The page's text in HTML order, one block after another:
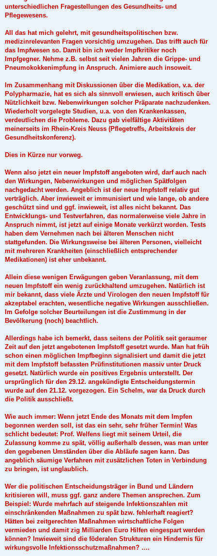
unterschiedlichen Fragestellungen des Gesundheits- und
Pflegewesens.
All das hat mich gelehrt, mit gesundheitspolitischen bzw.
medizinrelevanten Fragen vorsichtig umzugehen. Das trifft auch für
das Impfwesen so. Damit bin ich weder Impfkritiker noch
Impfgegner. Nehme z.B. selbst seit vielen Jahren die Grippe- und
Pneumokokkenimpfung in Anspruch. Animiere auch insoweit.
Im Zusammenhang mit Diskussionen über die Medikation, v.a. der
Polypharmazie, hat es sich als sinnvoll erwiesen, auch kritisch über
Nützlichkeit bzw. Nebenwirkungen solcher Präparate nachzudenken.
Wiederholt vorgelegte Studien, u.a. von den Krankenkassen,
verdeutlichen die Probleme. Dazu gab vielfältige Aktivitäten
meinerseits im Rhein-Kreis Neuss (Pflegetreffs, Arbeitskreis der
Gesundheitskonferenz).
Dies in Kürze nur vorweg.
Wenn also jetzt ein neuer Impfstoff angeboten wird, darf auch nach
den Wirkungen, Nebenwirkungen und möglichen Spätfolgen
nachgedacht werden. Angeblich ist der neue Impfstoff relativ gut
verträglich. Aber inwieweit er immunisiert und wie lange, ob andere
geschützt sind und ggf. inwieweit, ist alles nicht bekannt. Das
Entwicklungs- und Testverfahren, das normalerweise viele Jahre in
Anspruch nimmt, ist jetzt auf einige Monate verkürzt worden. Tests
haben dem Vernehmen nach bei älteren Menschen nicht
stattgefunden. Die Wirkungsweise bei älteren Personen, vielleicht
mit mehreren Krankheiten (einschließlich entsprechender
Medikationen) ist eher unbekannt.
Allein diese wenigen Erwägungen geben Veranlassung, mit dem
neuen Impfstoff ein wenig zurückhaltend umzugehen. Natürlich ist
mir bekannt, dass viele Ärzte und Virologen den neuen Impfstoff für
akzeptabel erachten, wesentliche negative Wirkungen ausschließen.
Im Gefolge solcher Beurteilungen ist die Zustimmung in der
Bevölkerung (noch) beachtlich.
Allerdings habe ich bemerkt, dass seitens der Politik seit geraumer
Zeit auf den jetzt angebotenen Impfstoff gesetzt wurde. Man hat früh
schon einen möglichen Impfbeginn signalisiert und damit die jetzt
mit dem Impfstoff befassten Prüfinstitutionen massiv unter Druck
gesetzt. Natürlich wurde ein positives Ergebnis unterstellt. Der
ursprünglich für den 29.12. angekündigte Entscheidungstermin
wurde auf den 21.12. vorgezogen. Ein Schelm, war da Druck durch
die Politik ausschließt.
Wie auch immer: Wenn jetzt Ende des Monats mit dem Impfen
begonnen werden soll, ist das ein sehr, sehr früher Termin! Was
schlicht bedeutet: Prof. Welfens liegt mit seinem Urteil, die
Zulassung komme zu spät, völlig außerhalb dessen, was man unter
den gegebenen Umständen über die Abläufe sagen kann. Das
angeblich säumige Verfahren mit zusätzlichen Toten in Verbindung
zu bringen, ist unglaublich.
Wer die politischen Entscheidungsträger in Bund und Ländern
kritisieren will, muss ggf. ganz andere Themen ansprechen. Zum
Beispiel: Wurde mehrfach auf steigende Infektionszahlen mit
einschränkenden Maßnahmen zu spät bzw. fehlerhaft reagiert?
Hätten bei zeitgerechten Maßnahmen wirtschaftliche Folgen
vermieden und damit zig Milliarden Euro Hilfen eingespart werden
können? Inwieweit sind die föderalen Strukturen ein Hindernis für
wirkungsvolle Infektionsschutzmaßnahmen? ….